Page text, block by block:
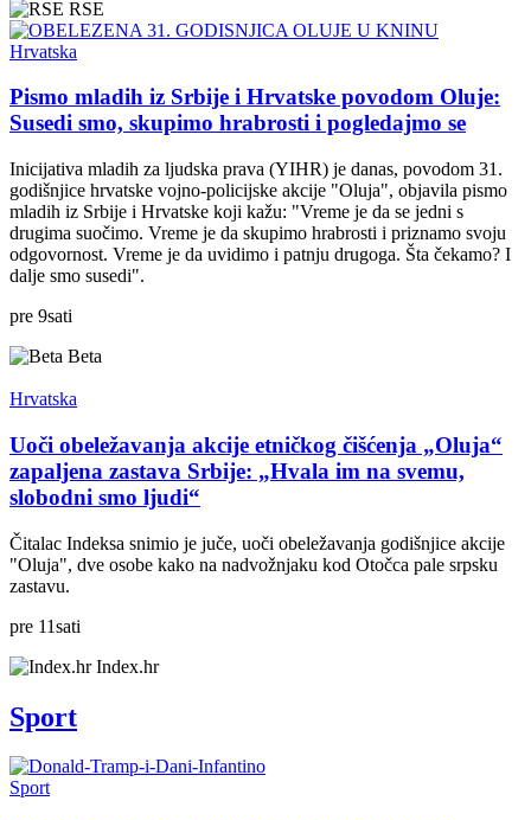
RSE
Hrvatska
Pismo mladih iz Srbije i Hrvatske povodom Oluje:
Susedi smo, skupimo hrabrosti i pogledajmo se
Inicijativa mladih za ljudska prava (YIHR) je danas, povodom 31.
godišnjice hrvatske vojno-policijske akcije "Oluja", objavila pismo
mladih iz Srbije i Hrvatske koji kažu: "Vreme je da se jedni s
drugima suočimo. Vreme je da skupimo hrabrosti i priznamo svoju
odgovornost. Vreme je da uvidimo i patnju drugoga. Šta čekamo? I
dalje smo susedi".
pre 9sati
Beta
Hrvatska
Uoči obeležavanja akcije etničkog čišćenja „Oluja“
zapaljena zastava Srbije: „Hvala im na svemu,
slobodni smo ljudi“
Čitalac Indeksa snimio je juče, uoči obeležavanja godišnjice akcije
"Oluja", dve osobe kako na nadvožnjaku kod Otočca pale srpsku
zastavu.
pre 11sati
Index.hr
Sport
Sport